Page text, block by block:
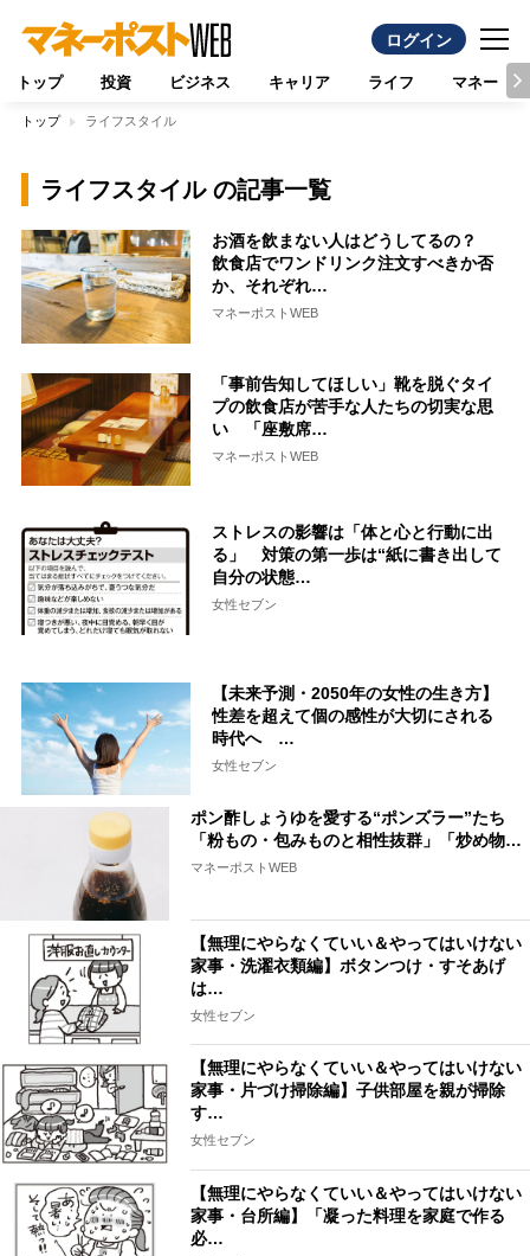
ログイン
トップ 投資 ビジネス キャリア ライフ マネー
トップ ライフスタイル
ライフスタイル の記事一覧
お酒を飲まない人はどうしてるの？
飲食店でワンドリンク注文すべきか否
か、それぞれ…
マネーポストWEB
「事前告知してほしい」靴を脱ぐタイ
プの飲食店が苦手な人たちの切実な思
い 「座敷席…
マネーポストWEB
ストレスの影響は「体と心と行動に出
る」 対策の第一歩は“紙に書き出して
自分の状態…
女性セブン
【未来予測・2050年の女性の生き方】
性差を超えて個の感性が大切にされる
時代へ …
女性セブン
ポン酢しょうゆを愛する“ポンズラー”たち
「粉もの・包みものと相性抜群」「炒め物…
マネーポストWEB
【無理にやらなくていい＆やってはいけない
家事・洗濯衣類編】ボタンつけ・すそあげ
は…
女性セブン
【無理にやらなくていい＆やってはいけない
家事・片づけ掃除編】子供部屋を親が掃除
す…
女性セブン
【無理にやらなくていい＆やってはいけない
家事・台所編】「凝った料理を家庭で作る
必…